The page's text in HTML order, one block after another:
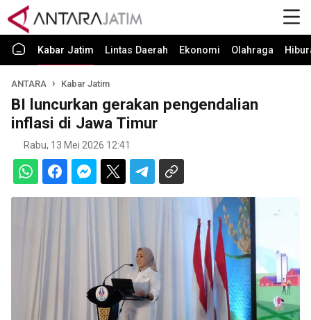
Kabar Jatim Lintas Daerah Ekonomi Olahraga
ANTARA Kabar Jatim
BI luncurkan gerakan pengendalian
inflasi di Jawa Timur
Rabu, 13 Mei 2026 12:41